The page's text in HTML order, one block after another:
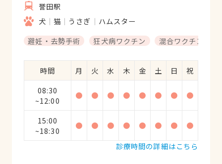
誉田駅
犬
猫 うさぎ
ハムスター
避妊・去勢手術
狂犬病ワクチン 混合ワクチン
時間 月 火 水 木 金 土 日
祝
08:30
~12:00
● ● ● ● ● ● ● ●
15:00
~18:30
● ● ● ● ● ● ●
●
診療時間の詳細はこちら